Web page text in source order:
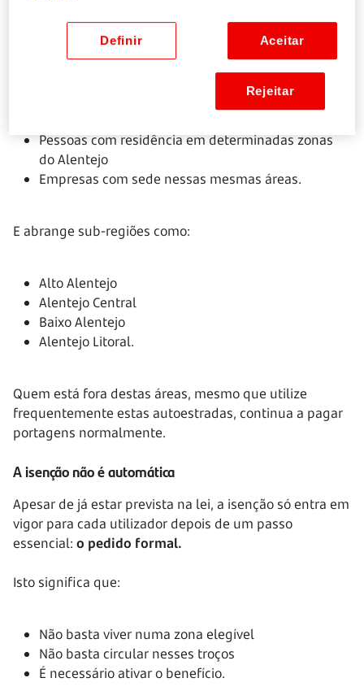
Quem pode beneficiar da isenção?
Nem todos os utilizadores têm acesso ao benefício. A
Pessoas com residência em determinadas zonas
do Alentejo
Empresas com sede nessas mesmas áreas.
E abrange sub-regiões como:
Alto Alentejo
Alentejo Central
Baixo Alentejo
Alentejo Litoral.
Quem está fora destas áreas, mesmo que utilize
frequentemente estas autoestradas, continua a pagar
portagens normalmente.
A isenção não é automática
Apesar de já estar prevista na lei, a isenção só entra em
vigor para cada utilizador depois de um passo
essencial: o pedido formal.
Isto significa que:
Não basta viver numa zona elegível
Não basta circular nesses troços
É necessário ativar o benefício.
Aceitar
Definir
Rejeitar